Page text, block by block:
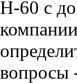
H-60 с
вопросы